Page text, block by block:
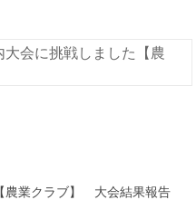
大会に挑戦しました【農
【農業クラブ】 大会結果報告